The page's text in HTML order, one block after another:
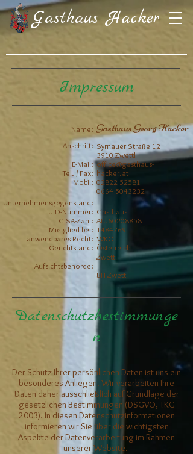
Gasthaus Hacker
Impressum
Name:
Anschrift:
E-Mail:
Tel. / Fax:
Mobil:
Unternehmensgegenstand:
UID-Nummer:
GISA-Zahl:
Mietglied bei:
anwendbares Recht:
Gerichtstand:
Aufsichtsbehörde:
Gasthaus Georg Hacker
Syrnauer Straße 12
3910 Zwettl
office@gasthaus-
hacker.at
02822 52581
0664 5043232
Gasthaus
ATU60208858
14847691
WKO
Österreich
Zwettl
BH Zwettl
Datenschutzbestimmunge
n
Der Schutz Ihrer persönlichen Daten ist uns ein
besonderes Anliegen. Wir verarbeiten Ihre
Daten daher ausschließlich auf Grundlage der
gesetzlichen Bestimmungen (DSGVO, TKG
2003). In diesen Datenschutzinformationen
informieren wir Sie über die wichtigsten
Aspekte der Datenverarbeitung im Rahmen
unserer Website.